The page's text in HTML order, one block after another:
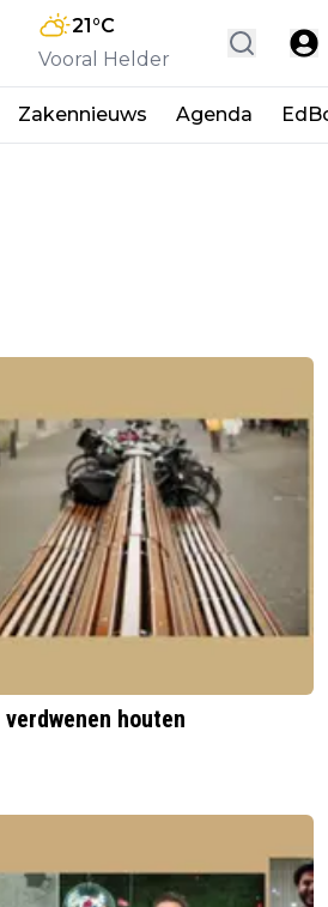
21°C
Vooral Helder
Zakennieuws Agenda
houten